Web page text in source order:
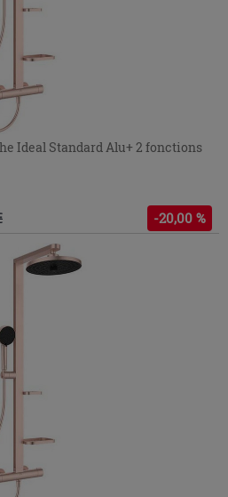
Ideal Standard Alu+ 2 fonctions
-20,00 %
via le service client